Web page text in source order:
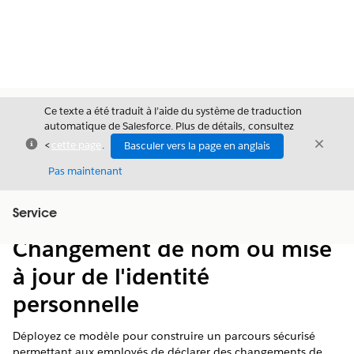
Fermer
Ce texte a été traduit à l’aide du système de traduction
automatique de Salesforce. Plus de détails, consultez
<cette page .
Basculer vers la page en anglais
Pas maintenant
Fermer
Service
Changement de nom ou mise
à jour de l'identité
personnelle
Déployez ce modèle pour construire un parcours sécurisé